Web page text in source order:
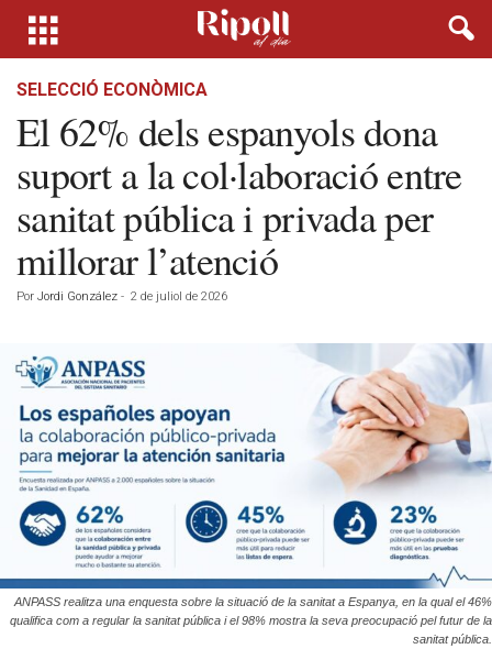
SELECCIÓ ECONÒMICA
El 62% dels espanyols dona
suport a la col·laboració entre
sanitat pública i privada per
millorar l’atenció
Por Jordi González - 2 de juliol de 2026
ANPASS realitza una enquesta sobre la situació de la sanitat a Espanya, en la qual el 46%
qualifica com a regular la sanitat pública i el 98% mostra la seva preocupació pel futur de la
sanitat pública.